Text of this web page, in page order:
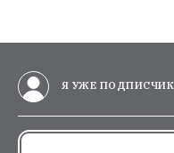
Я УЖЕ ПОДПИСЧИК